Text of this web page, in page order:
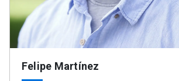
Felipe Martínez